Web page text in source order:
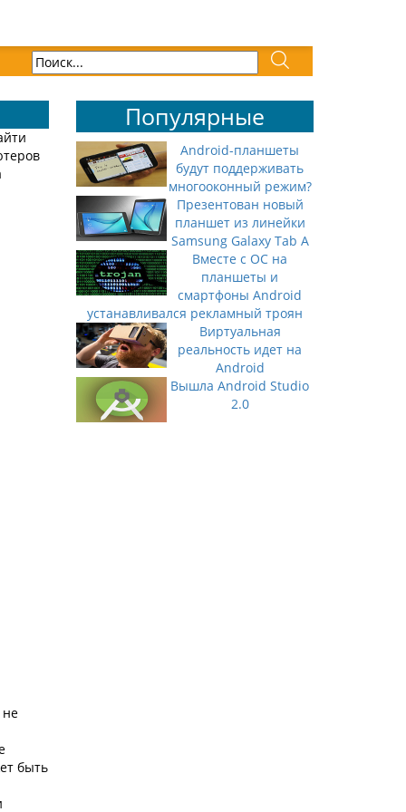
не
быть
Популярные
Android-планшеты
будут поддерживать
многооконный режим?
Презентован новый
планшет из линейки
Samsung Galaxy Tab A
Вместе с ОС на
планшеты и
смартфоны Android
устанавливался рекламный троян
Виртуальная
реальность идет на
Android
Вышла Android Studio
2.0